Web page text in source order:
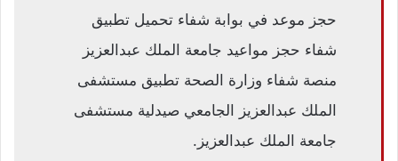
حجز موعد في بوابة شفاء تحميل تطبيق
شفاء حجز مواعيد جامعة الملك عبدالعزيز
منصة شفاء وزارة الصحة تطبيق مستشفى
الملك عبدالعزيز الجامعي صيدلية مستشفى
جامعة الملك عبدالعزيز.